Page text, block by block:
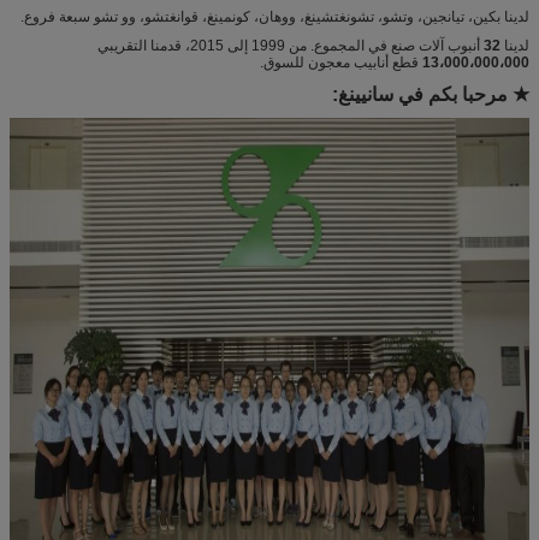
لدينا بكين، تيانجين، وتشو، تشونغتشينغ، ووهان، كونمينغ، قوانغتشو، وو تشو سبعة فروع.
لدينا 32 أنبوب آلات صنع في المجموع. من 1999 إلى 2015، قدمنا ​​التقريبي
13،000،000،000 قطع أنابيب معجون للسوق.
★ مرحبا بكم في سانيينغ: